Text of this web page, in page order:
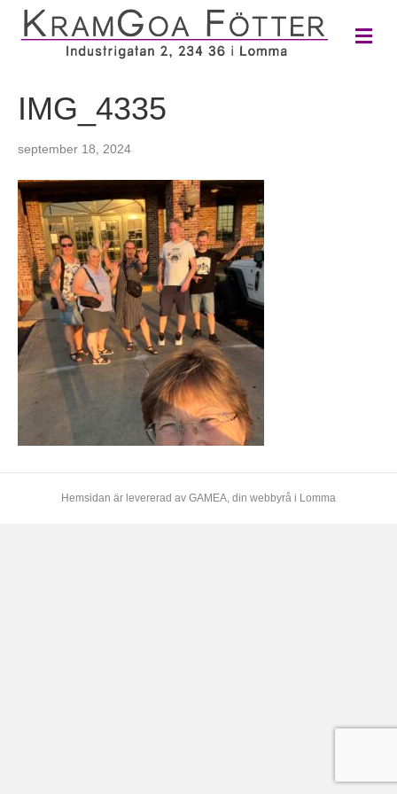
M
e
IMG_4335
september 18, 2024
Hemsidan är levererad av GAMEA, din webbyrå i Lomma